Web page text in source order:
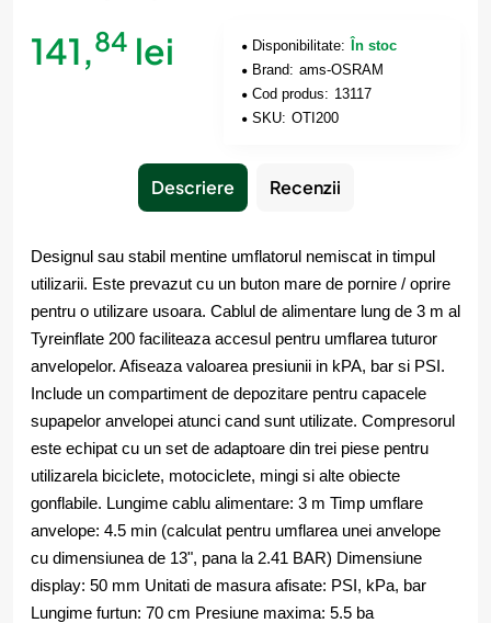
141,84 lei Disponibilitate:
În stoc
Brand: ams-OSRAM
Cod produs: 13117
SKU: OTI200
Descriere Recenzii
Designul sau stabil mentine umflatorul nemiscat in timpul
utilizarii. Este prevazut cu un buton mare de pornire / oprire
pentru o utilizare usoara. Cablul de alimentare lung de 3 m al
Tyreinflate 200 faciliteaza accesul pentru umflarea tuturor
anvelopelor. Afiseaza valoarea presiunii in kPA, bar si PSI.
Include un compartiment de depozitare pentru capacele
supapelor anvelopei atunci cand sunt utilizate. Compresorul
este echipat cu un set de adaptoare din trei piese pentru
utilizarela biciclete, motociclete, mingi si alte obiecte
gonflabile. Lungime cablu alimentare: 3 m Timp umflare
anvelope: 4.5 min (calculat pentru umflarea unei anvelope
cu dimensiunea de 13", pana la 2.41 BAR) Dimensiune
display: 50 mm Unitati de masura afisate: PSI, kPa, bar
Lungime furtun: 70 cm Presiune maxima: 5.5 ba